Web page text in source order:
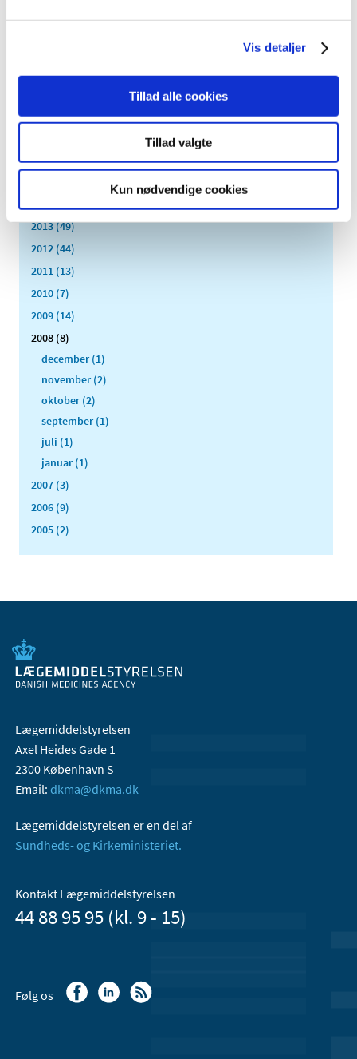
Vis detaljer
Tillad alle cookies
Tillad valgte
Kun nødvendige cookies
2022 (197)
2018 (150)
2016 (167)
2013 (49)
2012 (44)
2011 (13)
2010 (7)
2009 (14)
2008 (8)
december (1)
november (2)
oktober (2)
september (1)
juli (1)
januar (1)
2007 (3)
2006 (9)
2005 (2)
Lægemiddelstyrelsen
Axel Heides Gade 1
2300 København S
Email: dkma@dkma.dk
Lægemiddelstyrelsen er en del af
Sundheds- og Kirkeministeriet.
Kontakt Lægemiddelstyrelsen
44 88 95 95 (kl. 9 - 15)
Følg os